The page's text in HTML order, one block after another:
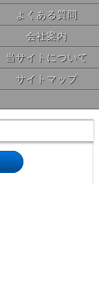
よくある質問
会社案内
当サイトについて
サイトマップ